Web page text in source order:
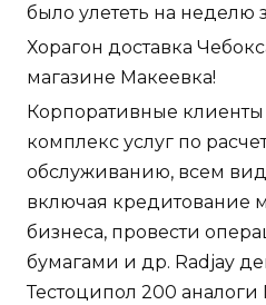
было улететь на неделю
Хорагон доставка
магазине Макеевка!
Корпоративные клиенты
комплекс услуг по
обслуживанию, всем
включая кредитование
бизнеса, провести
бумагами и др. Radjay
Тестоципол 200 аналоги